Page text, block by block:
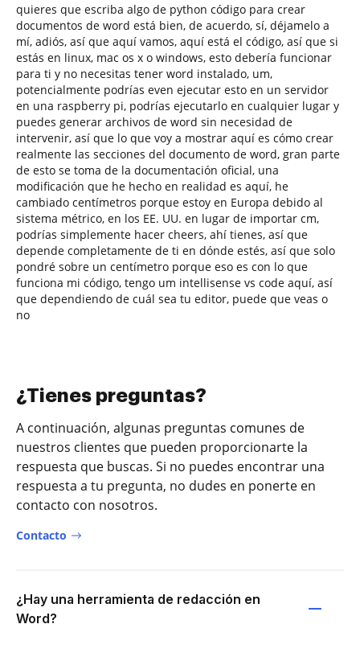
quieres que escriba algo de python código para crear
documentos de word está bien, de acuerdo, sí, déjamelo a
mí, adiós, así que aquí vamos, aquí está el código, así que si
estás en linux, mac os x o windows, esto debería funcionar
para ti y no necesitas tener word instalado, um,
potencialmente podrías even ejecutar esto en un servidor
en una raspberry pi, podrías ejecutarlo en cualquier lugar y
puedes generar archivos de word sin necesidad de
intervenir, así que lo que voy a mostrar aquí es cómo crear
realmente las secciones del documento de word, gran parte
de esto se toma de la documentación oficial, una
modificación que he hecho en realidad es aquí, he
cambiado centímetros porque estoy en Europa debido al
sistema métrico, en los EE. UU. en lugar de importar cm,
podrías simplemente hacer cheers, ahí tienes, así que
depende completamente de ti en dónde estés, así que solo
pondré sobre un centímetro porque eso es con lo que
funciona mi código, tengo um intellisense vs code aquí, así
que dependiendo de cuál sea tu editor, puede que veas o
no
¿Tienes preguntas?
A continuación, algunas preguntas comunes de
nuestros clientes que pueden proporcionarte la
respuesta que buscas. Si no puedes encontrar una
respuesta a tu pregunta, no dudes en ponerte en
contacto con nosotros.
Contacto
¿Hay una herramienta de redacción en
Word?